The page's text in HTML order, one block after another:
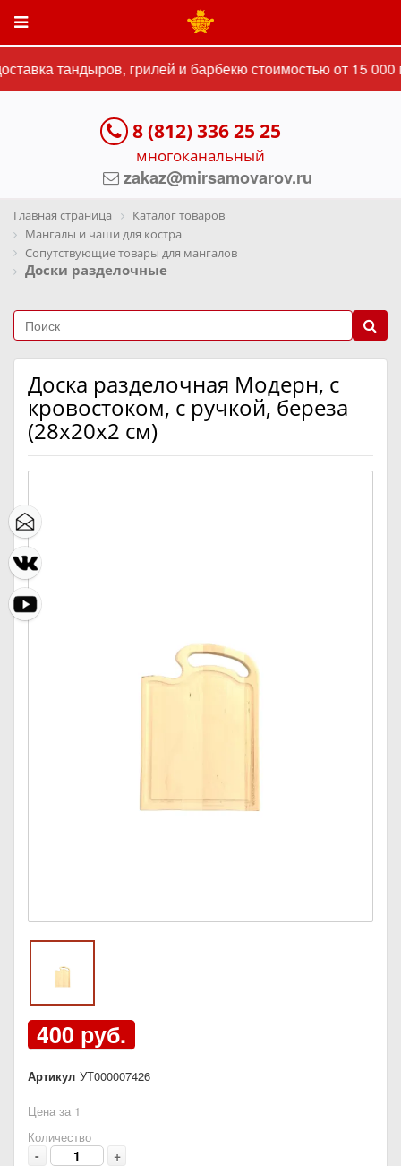
тандыров, грилей и барбекю стоимостью от 15
8 (812) 336 25 25
многоканальный
zakaz@mirsamovarov.ru
Главная страница
Каталог товаров
Мангалы и чаши для костра
Сопутствующие товары для мангалов
Доски разделочные
Доска разделочная Модерн, с
кровостоком, с ручкой, береза
(28х20х2 см)
400 руб.
Артикул УТ000007426
Цена за 1
Количество
- +